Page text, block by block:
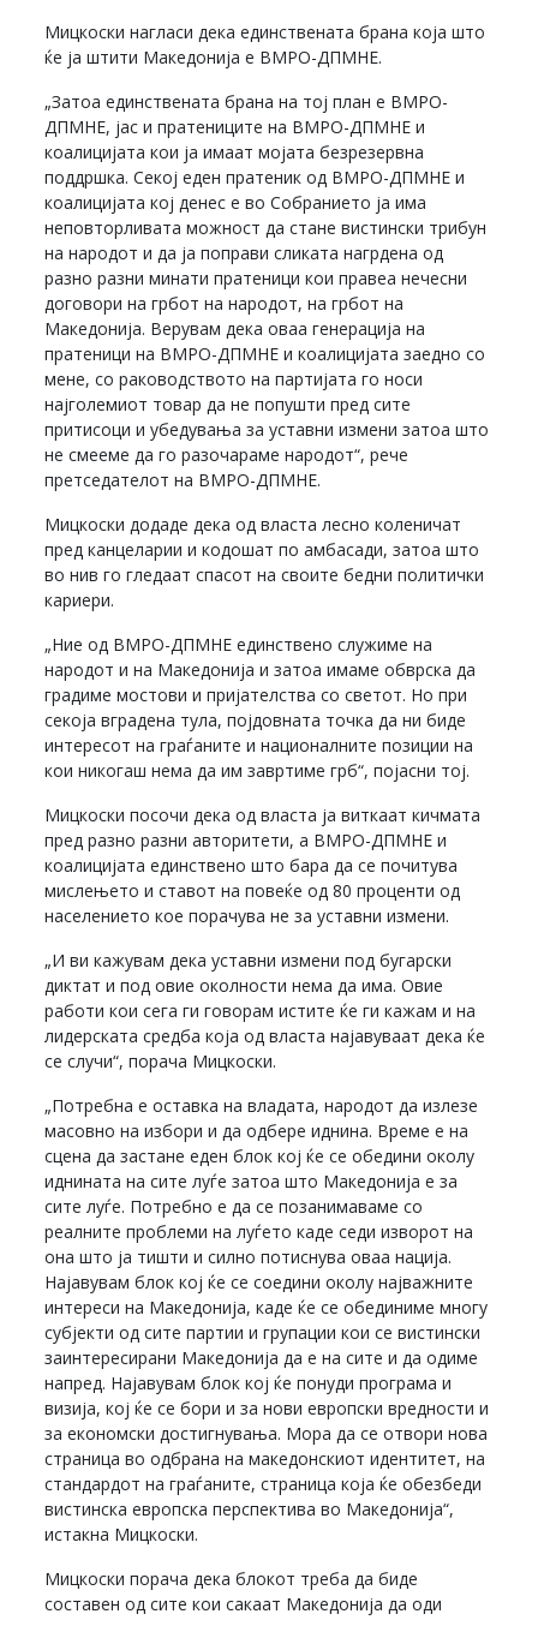
Мицкоски нагласи дека единствената брана која што
ќе ја штити Македонија е ВМРО-ДПМНЕ.
„Затоа единствената брана на тој план е ВМРО-
ДПМНЕ, јас и пратениците на ВМРО-ДПМНЕ и
коалицијата кои ја имаат мојата безрезервна
поддршка. Секој еден пратеник од ВМРО-ДПМНЕ и
коалицијата кој денес е во Собранието ја има
неповторливата можност да стане вистински трибун
на народот и да ја поправи сликата нагрдена од
разно разни минати пратеници кои правеа нечесни
договори на грбот на народот, на грбот на
Македонија. Верувам дека оваа генерација на
пратеници на ВМРО-ДПМНЕ и коалицијата заедно со
мене, со раководството на партијата го носи
најголемиот товар да не попушти пред сите
притисоци и убедувања за уставни измени затоа што
не смееме да го разочараме народот“, рече
претседателот на ВМРО-ДПМНЕ.
Мицкоски додаде дека од власта лесно коленичат
пред канцеларии и кодошат по амбасади, затоа што
во нив го гледаат спасот на своите бедни политички
кариери.
„Ние од ВМРО-ДПМНЕ единствено служиме на
народот и на Македонија и затоа имаме обврска да
градиме мостови и пријателства со светот. Но при
секоја вградена тула, појдовната точка да ни биде
интересот на граѓаните и националните позиции на
кои никогаш нема да им завртиме грб“, појасни тој.
Мицкоски посочи дека од власта ја виткаат кичмата
пред разно разни авторитети, а ВМРО-ДПМНЕ и
коалицијата единствено што бара да се почитува
мислењето и ставот на повеќе од 80 проценти од
населението кое порачува не за уставни измени.
„И ви кажувам дека уставни измени под бугарски
диктат и под овие околности нема да има. Овие
работи кои сега ги говорам истите ќе ги кажам и на
лидерската средба која од власта најавуваат дека ќе
се случи“, порача Мицкоски.
„Потребна е оставка на владата, народот да излезе
масовно на избори и да одбере иднина. Време е на
сцена да застане еден блок кој ќе се обедини околу
иднината на сите луѓе затоа што Македонија е за
сите луѓе. Потребно е да се позанимаваме со
реалните проблеми на луѓето каде седи изворот на
она што ја тишти и силно потиснува оваа нација.
Најавувам блок кој ќе се соедини околу најважните
интереси на Македонија, каде ќе се обединиме многу
субјекти од сите партии и групации кои се вистински
заинтересирани Македонија да е на сите и да одиме
напред. Најавувам блок кој ќе понуди програма и
визија, кој ќе се бори и за нови европски вредности и
за економски достигнувања. Мора да се отвори нова
страница во одбрана на македонскиот идентитет, на
стандардот на граѓаните, страница која ќе обезбеди
вистинска европска перспектива во Македонија“,
истакна Мицкоски.
Мицкоски порача дека блокот треба да биде
составен од сите кои сакаат Македонија да оди